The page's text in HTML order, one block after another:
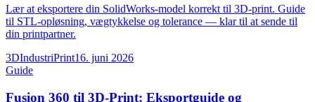
Lær at eksportere din SolidWorks-model korrekt til 3D-print. Guide
til STL-opløsning, vægtykkelse og tolerance — klar til at sende til
din printpartner.
3DIndustriPrint16. juni 2026
Guide
Fusion 360 til 3D-Print: Eksportguide og